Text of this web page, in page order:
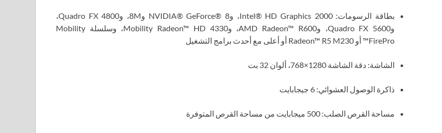
بطاقة الرسومات: Intel® HD Graphics 2000، وNVIDIA® GeForce® 8 و8M، وQuadro FX 4800،
وQuadro FX 5600، وAMD Radeon™ R600، وMobility Radeon™ HD 4330، وسلسلة Mobility
FirePro™ أو Radeon™ R5 M230 أو أعلى مع أحدث برامج التشغيل
الشاشة: دقة الشاشة 1280×768، ألوان 32 بت
ذاكرة الوصول العشوائي: 6 جيجابايت
مساحة القرص الصلب: 500 ميجابايت من مساحة القرص المتوفرة